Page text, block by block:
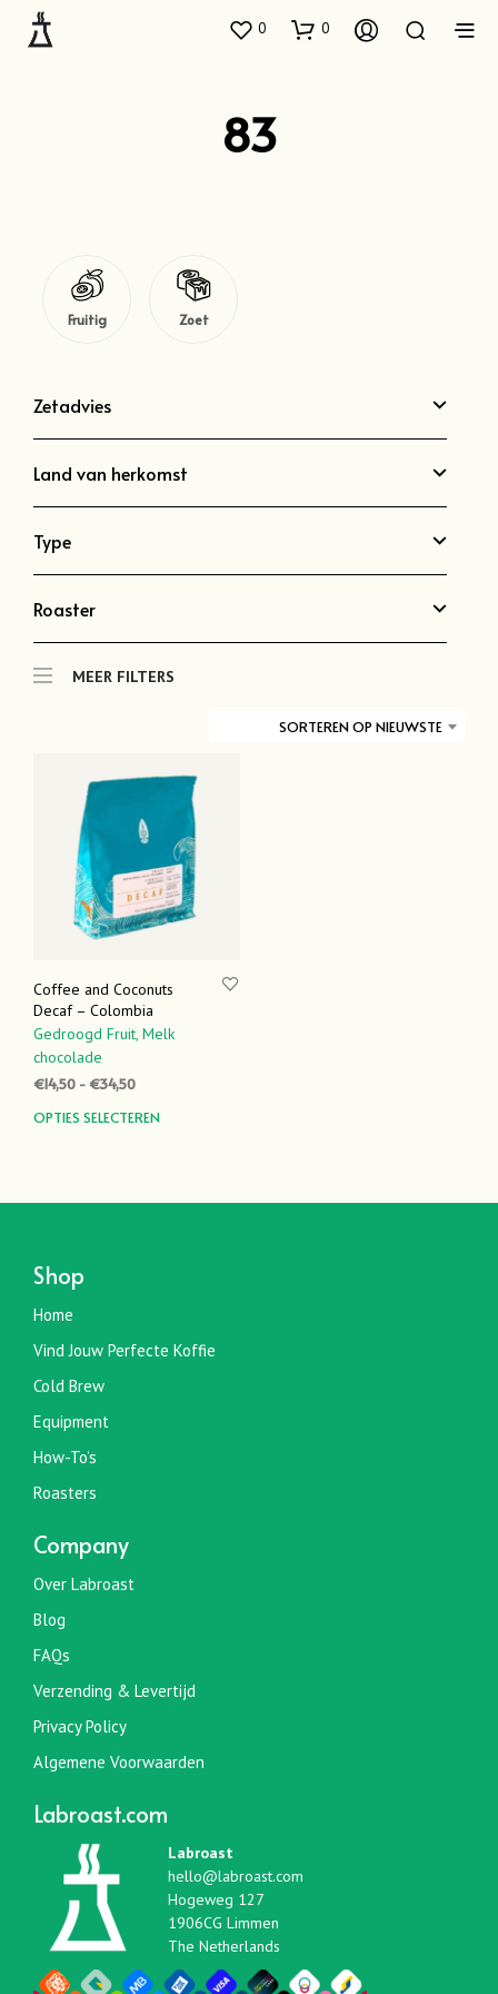
0 0
83
Fruitig Zoet
Zetadvies
Land van herkomst
Type
Roaster
MEER FILTERS
SORTEREN OP NIEUWSTE
Coffee and Coconuts
Decaf – Colombia
Gedroogd Fruit, Melk
chocolade
€14,50 -€34,50Prijsklasse:
tot
OPTIES SELECTEREN
variaties.
Shop
Home
Vind Jouw Perfecte Koffie
Cold Brew
Equipment
How-To’s
Roasters
Company
Over Labroast
Blog
FAQs
Verzending & Levertijd
Privacy Policy
Algemene Voorwaarden
Labroast.com
Labroast
hello@labroast.com
Hogeweg 127
1906CG Limmen
The Netherlands